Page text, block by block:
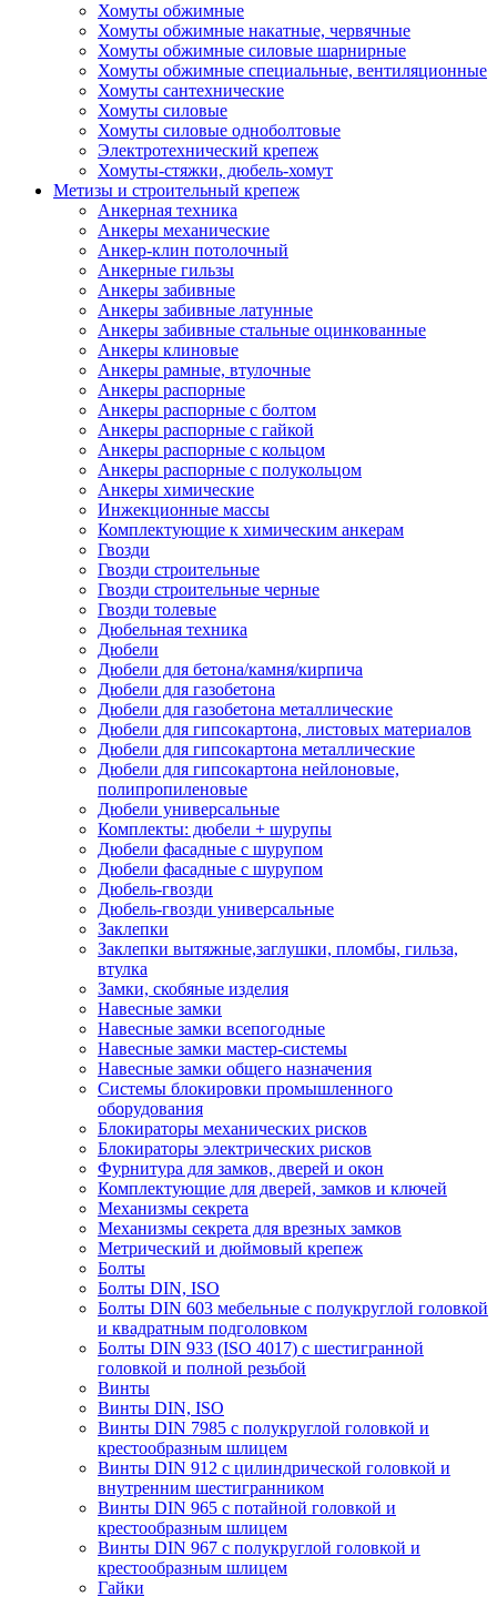
Хомуты обжимные
Хомуты обжимные накатные, червячные
Хомуты обжимные силовые шарнирные
Хомуты обжимные специальные, вентиляционные
Хомуты сантехнические
Хомуты силовые
Хомуты силовые одноболтовые
Электротехнический крепеж
Хомуты-стяжки, дюбель-хомут
Метизы и строительный крепеж
Анкерная техника
Анкеры механические
Анкер-клин потолочный
Анкерные гильзы
Анкеры забивные
Анкеры забивные латунные
Анкеры забивные стальные оцинкованные
Анкеры клиновые
Анкеры рамные, втулочные
Анкеры распорные
Анкеры распорные с болтом
Анкеры распорные с гайкой
Анкеры распорные с кольцом
Анкеры распорные с полукольцом
Анкеры химические
Инжекционные массы
Комплектующие к химическим анкерам
Гвозди
Гвозди строительные
Гвозди строительные черные
Гвозди толевые
Дюбельная техника
Дюбели
Дюбели для бетона/камня/кирпича
Дюбели для газобетона
Дюбели для газобетона металлические
Дюбели для гипсокартона, листовых материалов
Дюбели для гипсокартона металлические
Дюбели для гипсокартона нейлоновые,
полипропиленовые
Дюбели универсальные
Комплекты: дюбели + шурупы
Дюбели фасадные с шурупом
Дюбели фасадные с шурупом
Дюбель-гвозди
Дюбель-гвозди универсальные
Заклепки
Заклепки вытяжные,заглушки, пломбы, гильза,
втулка
Замки, скобяные изделия
Навесные замки
Навесные замки всепогодные
Навесные замки мастер-системы
Навесные замки общего назначения
Системы блокировки промышленного
оборудования
Блокираторы механических рисков
Блокираторы электрических рисков
Фурнитура для замков, дверей и окон
Комплектующие для дверей, замков и ключей
Механизмы секрета
Механизмы секрета для врезных замков
Метрический и дюймовый крепеж
Болты
Болты DIN, ISO
Болты DIN 603 мебельные с полукруглой головкой
и квадратным подголовком
Болты DIN 933 (ISO 4017) с шестигранной
головкой и полной резьбой
Винты
Винты DIN, ISO
Винты DIN 7985 с полукруглой головкой и
крестообразным шлицем
Винты DIN 912 с цилиндрической головкой и
внутренним шестигранником
Винты DIN 965 с потайной головкой и
крестообразным шлицем
Винты DIN 967 с полукруглой головкой и
крестообразным шлицем
Гайки